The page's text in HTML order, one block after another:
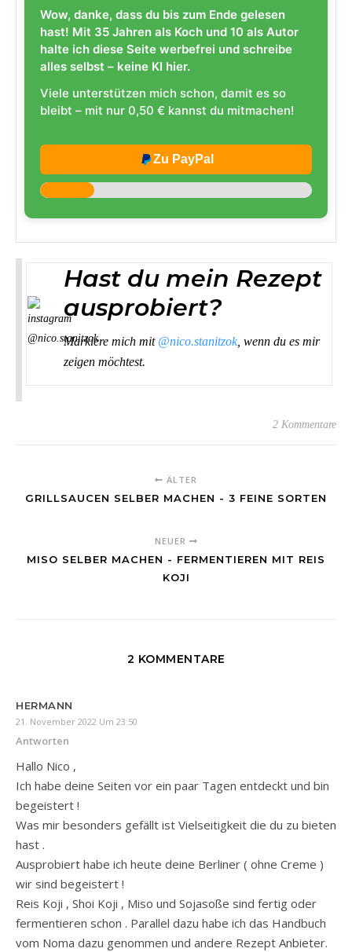
Wow, danke, dass du bis zum Ende gelesen
hast! Mit 35 Jahren als Koch und 10 als Autor
halte ich diese Seite werbefrei und schreibe
alles selbst – keine KI hier.
Viele unterstützen mich schon, damit es so
bleibt – mit nur 0,50 € kannst du mitmachen!
Zu PayPal
Hast du mein Rezept
ausprobiert?
Markiere mich mit @nico.stanitzok, wenn du es mir
zeigen möchtest.
2 Kommentare
ÄLTER
GRILLSAUCEN SELBER MACHEN - 3 FEINE SORTEN
NEUER
MISO SELBER MACHEN - FERMENTIEREN MIT REIS
KOJI
2 KOMMENTARE
HERMANN
21. November 2022 Um 23:50
Antworten
Hallo Nico ,
Ich habe deine Seiten vor ein paar Tagen entdeckt und bin
begeistert !
Was mir besonders gefällt ist Vielseitigkeit die du zu bieten
hast .
Ausprobiert habe ich heute deine Berliner ( ohne Creme )
wir sind begeistert !
Reis Koji , Shoi Koji , Miso und Sojasoße sind fertig oder
fermentieren schon . Parallel dazu habe ich das Handbuch
vom Noma dazu genommen und andere Rezept Anbieter.